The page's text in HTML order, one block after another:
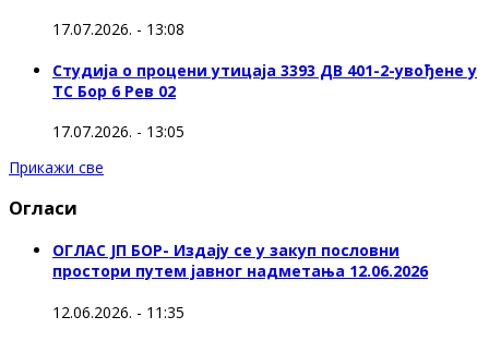
17.07.2026. - 13:08
Студија о процени утицаја 3393 ДВ 401-2-увођене у
ТС Бор 6 Рев 02
17.07.2026. - 13:05
Прикажи све
Огласи
ОГЛАС ЈП БОР- Издају се у закуп пословни
простори путем јавног надметања 12.06.2026
12.06.2026. - 11:35